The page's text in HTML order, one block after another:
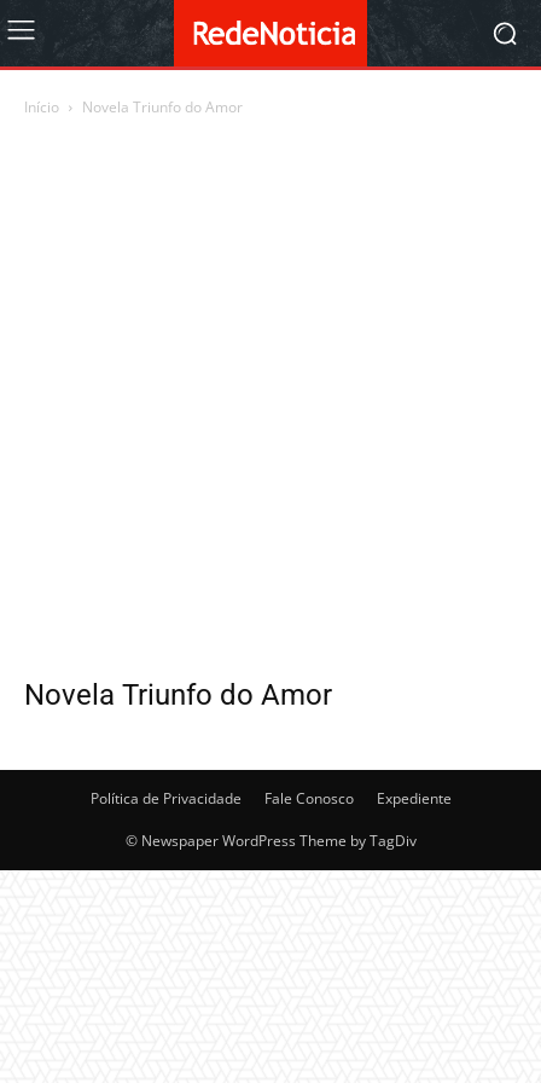
Início Novela Triunfo do Amor
Novela Triunfo do Amor
Política de Privacidade Fale Conosco Expediente
© Newspaper WordPress Theme by TagDiv